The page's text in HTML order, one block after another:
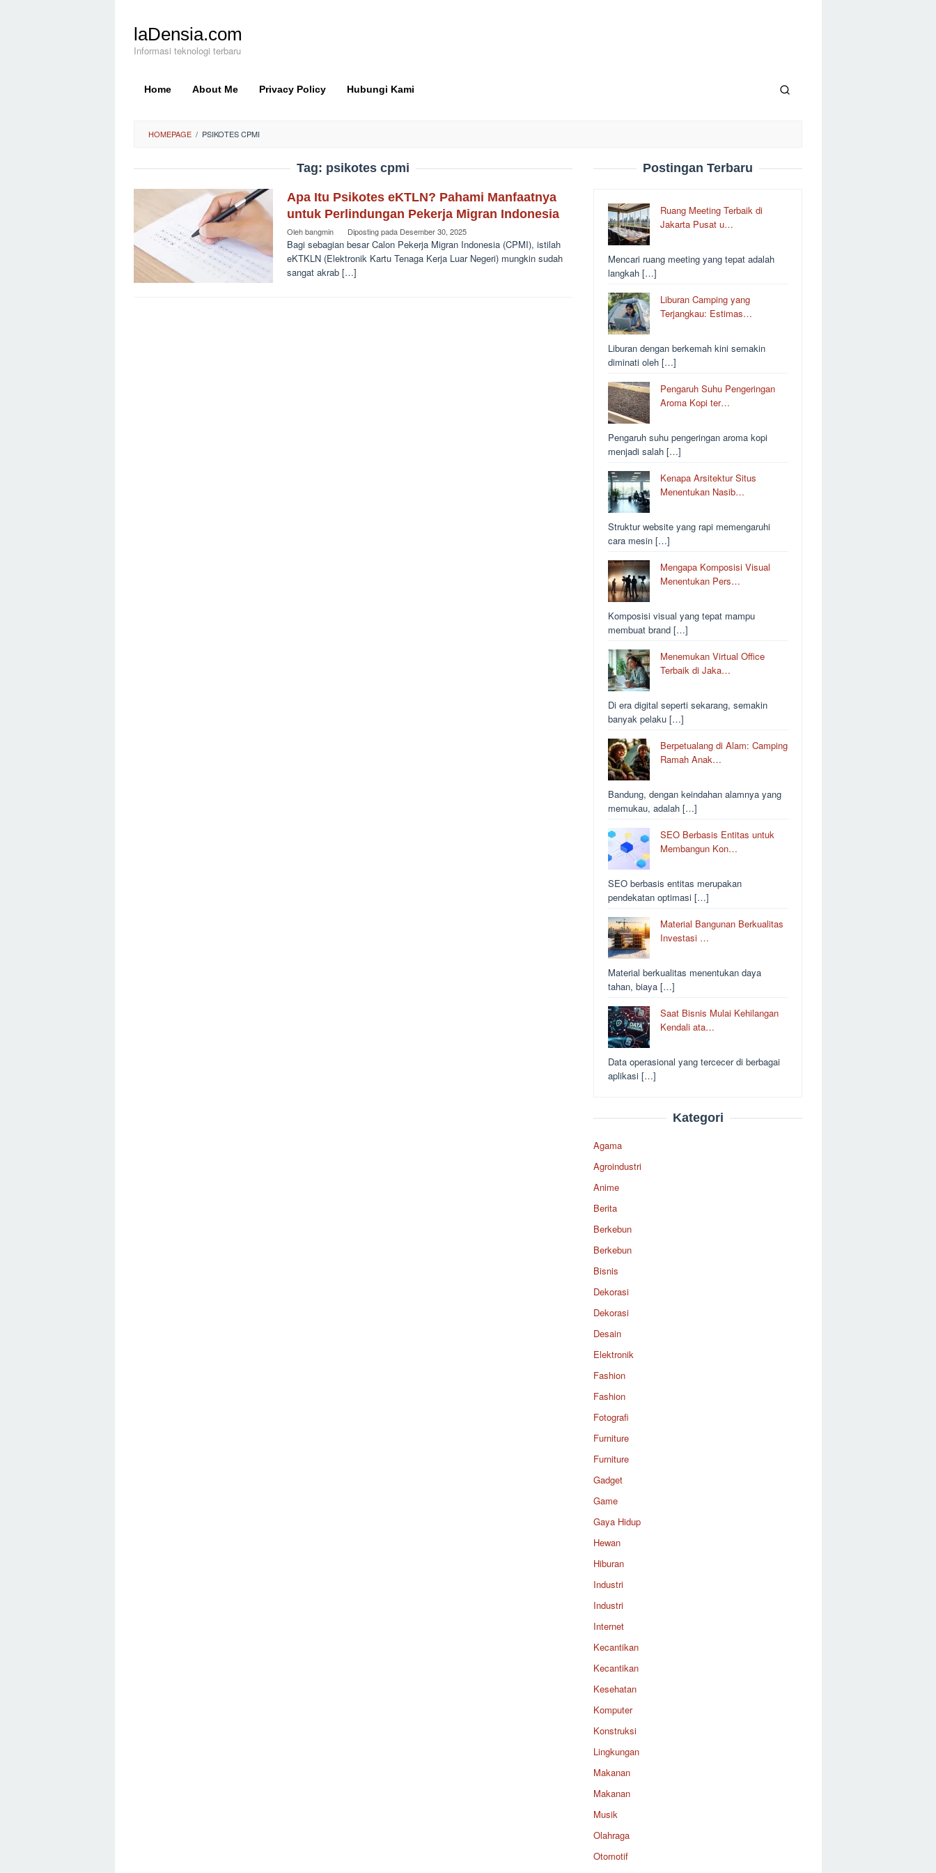
kontenlaDensia.com
Informasi teknologi terbaru
Home About Me Privacy Policy Hubungi Kami
HOMEPAGE / PSIKOTES CPMI
Tag: psikotes cpmi
Apa Itu Psikotes eKTLN? Pahami Manfaatnya
untuk Perlindungan Pekerja Migran Indonesia
Olehbangmin Diposting pada Desember 30, 2025
Bagi sebagian besar Calon Pekerja Migran Indonesia (CPMI), istilah
eKTKLN (Elektronik Kartu Tenaga Kerja Luar Negeri) mungkin sudah
sangat akrab […]
Postingan Terbaru
Ruang Meeting Terbaik di
Jakarta Pusat u…
Mencari ruang meeting yang tepat adalah
langkah […]
Liburan Camping yang
Terjangkau: Estimas…
Liburan dengan berkemah kini semakin
diminati oleh […]
Pengaruh Suhu Pengeringan
Aroma Kopi ter…
Pengaruh suhu pengeringan aroma kopi
menjadi salah […]
Kenapa Arsitektur Situs
Menentukan Nasib…
Struktur website yang rapi memengaruhi
cara mesin […]
Mengapa Komposisi Visual
Menentukan Pers…
Komposisi visual yang tepat mampu
membuat brand […]
Menemukan Virtual Office
Terbaik di Jaka…
Di era digital seperti sekarang, semakin
banyak pelaku […]
Berpetualang di Alam: Camping
Ramah Anak…
Bandung, dengan keindahan alamnya yang
memukau, adalah […]
SEO Berbasis Entitas untuk
Membangun Kon…
SEO berbasis entitas merupakan
pendekatan optimasi […]
Material Bangunan Berkualitas
Investasi …
Material berkualitas menentukan daya
tahan, biaya […]
Saat Bisnis Mulai Kehilangan
Kendali ata…
Data operasional yang tercecer di berbagai
aplikasi […]
Kategori
Agama
Agroindustri
Anime
Berita
Berkebun
Berkebun
Bisnis
Dekorasi
Dekorasi
Desain
Elektronik
Fashion
Fashion
Fotografi
Furniture
Furniture
Gadget
Game
Gaya Hidup
Hewan
Hiburan
Industri
Industri
Internet
Kecantikan
Kecantikan
Kesehatan
Komputer
Konstruksi
Lingkungan
Makanan
Makanan
Musik
Olahraga
Otomotif